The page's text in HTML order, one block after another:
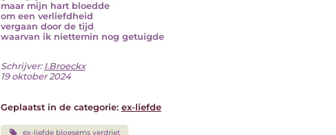
maar mijn hart bloedde
om een verliefdheid
vergaan door de tijd
waarvan ik niettemin nog getuigde
Schrijver: I.Broeckx
19 oktober 2024
Geplaatst in de categorie: ex-liefde
ex-liefde bloesems verdriet